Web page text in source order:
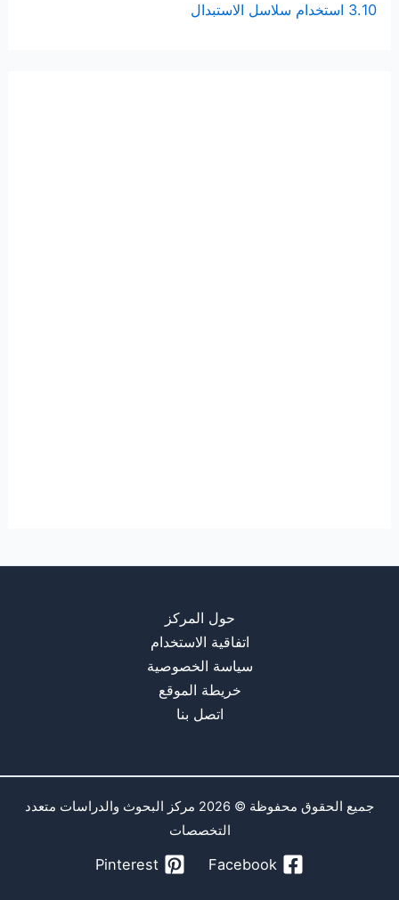
3.10 استخدام سلاسل الاستبدال
حول المركز
اتفاقية الاستخدام
سياسة الخصوصية
خريطة الموقع
اتصل بنا
جميع الحقوق محفوظة © 2026 مركز البحوث والدراسات متعدد
التخصصات
Facebook
Pinterest